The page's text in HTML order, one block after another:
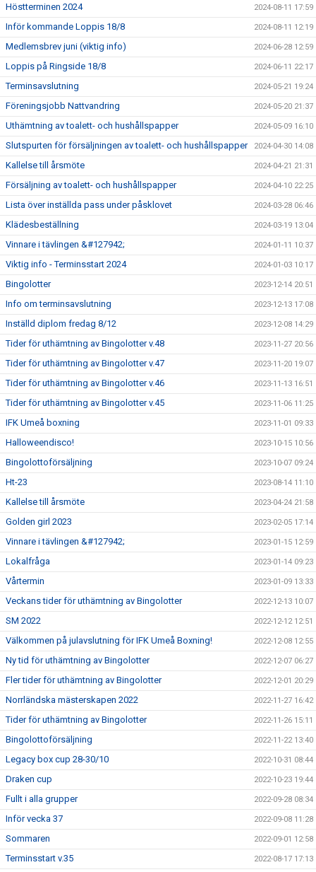
Höstterminen 2024 2024-08-11 17:59
Inför kommande Loppis 18/8 2024-08-11 12:19
Medlemsbrev juni (viktig info) 2024-06-28 12:59
Loppis på Ringside 18/8 2024-06-11 22:17
Terminsavslutning 2024-05-21 19:24
Föreningsjobb Nattvandring 2024-05-20 21:37
Uthämtning av toalett- och hushållspapper 2024-05-09 16:10
Slutspurten för försäljningen av toalett- och hushållspapper 2024-04-30 14:08
Kallelse till årsmöte 2024-04-21 21:31
Försäljning av toalett- och hushållspapper 2024-04-10 22:25
Lista över inställda pass under påsklovet 2024-03-28 06:46
Klädesbeställning 2024-03-19 13:04
Vinnare i tävlingen &#127942; 2024-01-11 10:37
Viktig info - Terminsstart 2024 2024-01-03 10:17
Bingolotter 2023-12-14 20:51
Info om terminsavslutning 2023-12-13 17:08
Inställd diplom fredag 8/12 2023-12-08 14:29
Tider för uthämtning av Bingolotter v.48 2023-11-27 20:56
Tider för uthämtning av Bingolotter v.47 2023-11-20 19:07
Tider för uthämtning av Bingolotter v.46 2023-11-13 16:51
Tider för uthämtning av Bingolotter v.45 2023-11-06 11:25
IFK Umeå boxning 2023-11-01 09:33
Halloweendisco! 2023-10-15 10:56
Bingolottoförsäljning 2023-10-07 09:24
Ht-23 2023-08-14 11:10
Kallelse till årsmöte 2023-04-24 21:58
Golden girl 2023 2023-02-05 17:14
Vinnare i tävlingen &#127942; 2023-01-15 12:59
Lokalfråga 2023-01-14 09:23
Vårtermin 2023-01-09 13:33
Veckans tider för uthämtning av Bingolotter 2022-12-13 10:07
SM 2022 2022-12-12 12:51
Välkommen på julavslutning för IFK Umeå Boxning! 2022-12-08 12:55
Ny tid för uthämtning av Bingolotter 2022-12-07 06:27
Fler tider för uthämtning av Bingolotter 2022-12-01 20:29
Norrländska mästerskapen 2022 2022-11-27 16:42
Tider för uthämtning av Bingolotter 2022-11-26 15:11
Bingolottoförsäljning 2022-11-22 13:40
Legacy box cup 28-30/10 2022-10-31 08:44
Draken cup 2022-10-23 19:44
Fullt i alla grupper 2022-09-28 08:34
Inför vecka 37 2022-09-08 11:28
Sommaren 2022-09-01 12:58
Terminsstart v.35 2022-08-17 17:13